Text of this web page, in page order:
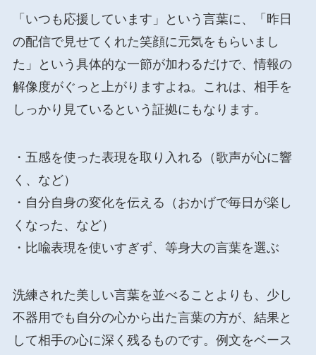
「いつも応援しています」という言葉に、「昨日
の配信で見せてくれた笑顔に元気をもらいまし
た」という具体的な一節が加わるだけで、情報の
解像度がぐっと上がりますよね。これは、相手を
しっかり見ているという証拠にもなります。
・五感を使った表現を取り入れる（歌声が心に響
く、など）
・自分自身の変化を伝える（おかげで毎日が楽し
くなった、など）
・比喩表現を使いすぎず、等身大の言葉を選ぶ
洗練された美しい言葉を並べることよりも、少し
不器用でも自分の心から出た言葉の方が、結果と
して相手の心に深く残るものです。例文をベース